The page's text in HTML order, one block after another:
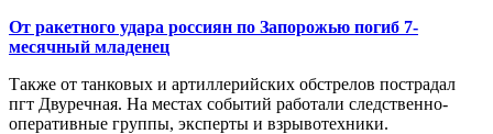
От ракетного удара россиян по Запорожью погиб 7-
месячный младенец
Также от танковых и артиллерийских обстрелов пострадал
пгт Двуречная. На местах событий работали следственно-
оперативные группы, эксперты и взрывотехники.